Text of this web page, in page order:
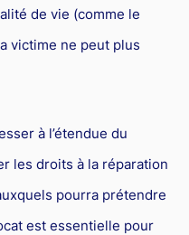
de vie (comme le
victime ne peut plus
à l’étendue du
les droits à la réparation
pourra prétendre
est essentielle pour